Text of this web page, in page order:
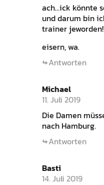
ach…ick könnte
und darum bin
trainer
eisern, wa.
Antworten
Michael
11. Juli 2019
Die Damen
nach Hamburg.
Antworten
Basti
14. Juli 2019